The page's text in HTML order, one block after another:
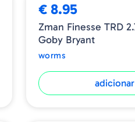
€ 8.95
Zman Finesse TRD
Goby Bryant
worms
adicionar